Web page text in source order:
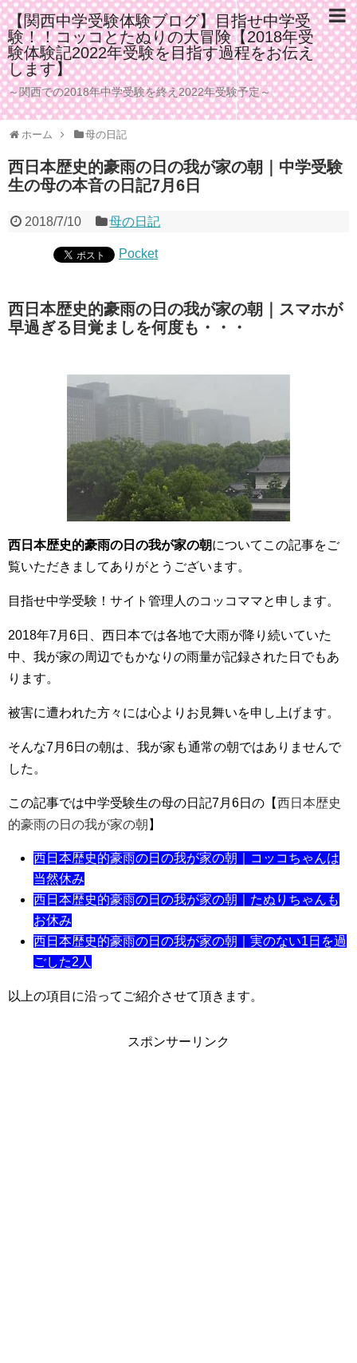
【関西中学受験体験ブログ】目指せ中学受
験！！コッコとたぬりの大冒険【2018年受
験体験記2022年受験を目指す過程をお伝え
します】
～関西での2018年中学受験を終え2022年受験予定～
ホーム 母の日記
西日本歴史的豪雨の日の我が家の朝｜中学受験
生の母の本音の日記7月6日
2018/7/10 母の日記
Pocket
西日本歴史的豪雨の日の我が家の朝｜スマホが
早過ぎる目覚ましを何度も・・・
西日本歴史的豪雨の日の我が家の朝についてこの記事をご
覧いただきましてありがとうございます。
目指せ中学受験！サイト管理人のコッコママと申します。
2018年7月6日、西日本では各地で大雨が降り続いていた
中、我が家の周辺でもかなりの雨量が記録された日でもあ
ります。
被害に遭われた方々には心よりお見舞いを申し上げます。
そんな7月6日の朝は、我が家も通常の朝ではありませんで
した。
この記事では中学受験生の母の日記7月6日の【西日本歴史
的豪雨の日の我が家の朝 】
西日本歴史的豪雨の日の我が家の朝｜コッコちゃんは
当然休み
西日本歴史的豪雨の日の我が家の朝｜たぬりちゃんも
お休み
西日本歴史的豪雨の日の我が家の朝｜実のない1日を過
ごした2人
以上の項目に沿ってご紹介させて頂きます。
スポンサーリンク